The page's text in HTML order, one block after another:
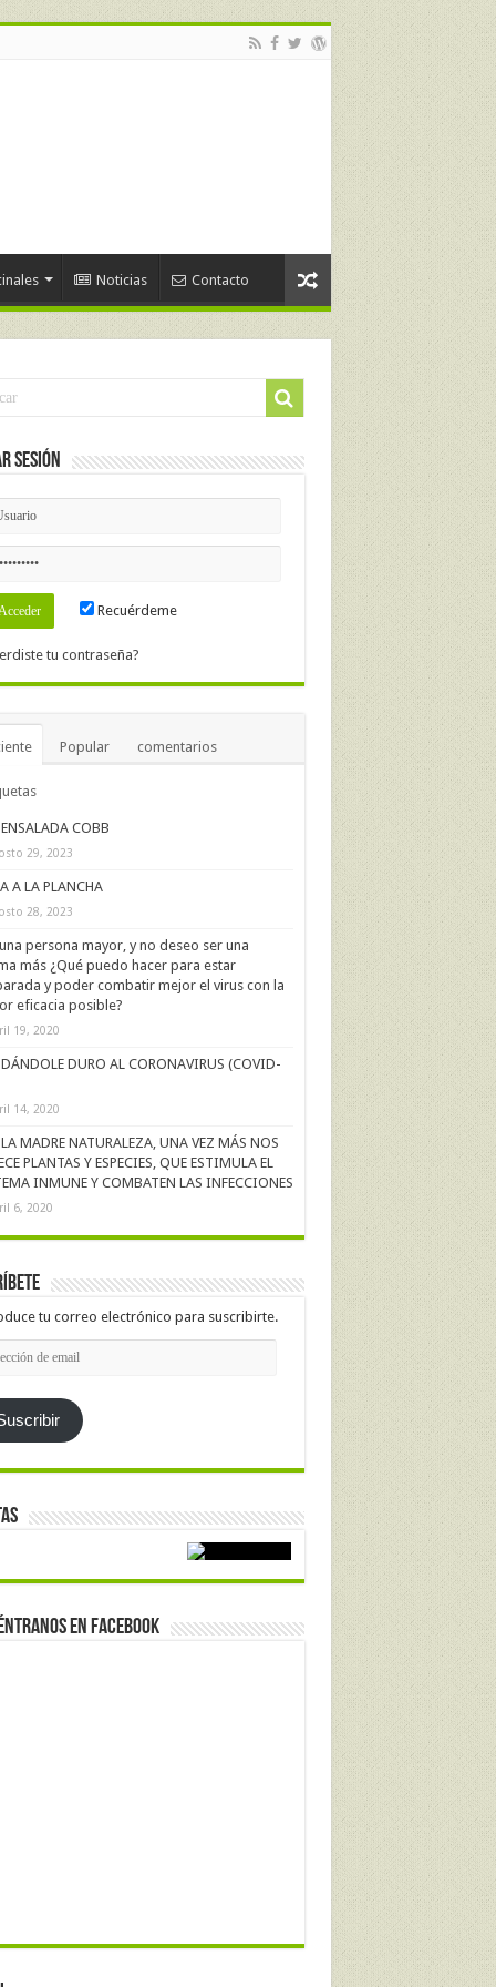
Noticias Contacto
Sesión
Recuérdeme
tu contraseña?
Popular comentarios
ENSALADA COBB
29, 2023
A LA PLANCHA
28, 2023
persona mayor, y no deseo ser una
más ¿Qué puedo hacer para estar
y poder combatir mejor el virus con la
eficacia posible?
19, 2020
DÁNDOLE DURO AL CORONAVIRUS (COVID-
14, 2020
LA MADRE NATURALEZA, UNA VEZ MÁS NOS
PLANTAS Y ESPECIES, QUE ESTIMULA EL
INMUNE Y COMBATEN LAS INFECCIONES
6, 2020
tu correo electrónico para suscribirte.
en Facebook